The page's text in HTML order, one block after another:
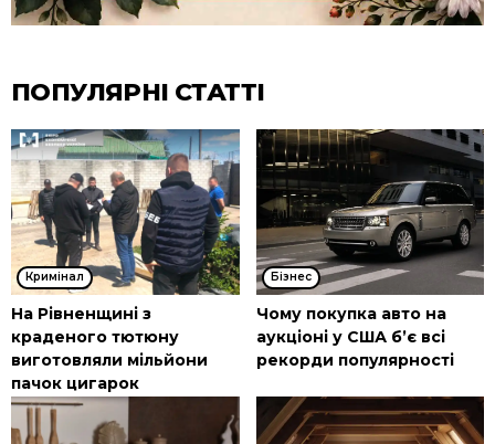
ПОПУЛЯРНІ СТАТТІ
Кримінал
На Рівненщині з
краденого тютюну
виготовляли мільйони
пачок цигарок
Бізнес
Чому покупка авто на
аукціоні у США б’є всі
рекорди популярності